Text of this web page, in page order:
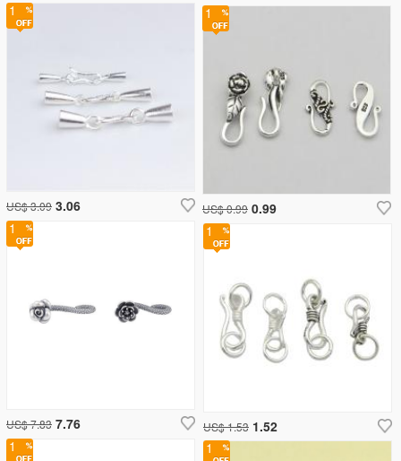
1
1
1
US$ 7.83 7.76
1
US$ 0.99 0.99
1
US$ 1.53 1.52
1
US$ 3.09 3.06